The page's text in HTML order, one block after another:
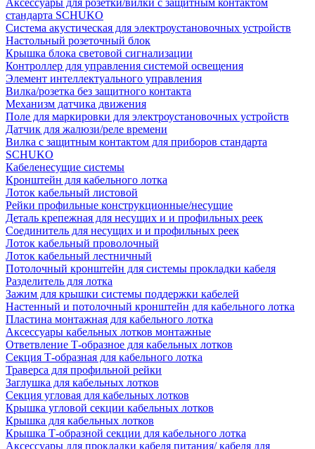
Аксессуары для розетки/вилки с защитным контактом
стандарта SCHUKO
Система акустическая для электроустановочных устройств
Настольный розеточный блок
Крышка блока световой сигнализации
Контроллер для управления системой освещения
Элемент интеллектуального управления
Вилка/розетка без защитного контакта
Механизм датчика движения
Поле для маркировки для электроустановочных устройств
Датчик для жалюзи/реле времени
Вилка с защитным контактом для приборов стандарта
SCHUKO
Кабеленесущие системы
Кронштейн для кабельного лотка
Лоток кабельный листовой
Рейки профильные конструкционные/несущие
Деталь крепежная для несущих и и профильных реек
Соединитель для несущих и и профильных реек
Лоток кабельный проволочный
Лоток кабельный лестничный
Потолочный кронштейн для системы прокладки кабеля
Разделитель для лотка
Зажим для крышки системы поддержки кабелей
Настенный и потолочный кронштейн для кабельного лотка
Пластина монтажная для кабельного лотка
Аксессуары кабельных лотков монтажные
Ответвление Т-образное для кабельных лотков
Секция Т-образная для кабельного лотка
Траверса для профильной рейки
Заглушка для кабельных лотков
Секция угловая для кабельных лотков
Крышка угловой секции кабельных лотков
Крышка для кабельных лотков
Крышка Т-образной секции для кабельного лотка
Аксессуары для прокладки кабеля питания/ кабеля для